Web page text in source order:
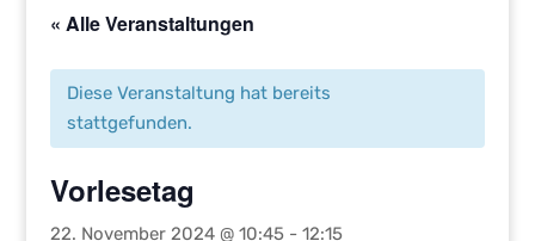
« Alle Veranstaltungen
Diese Veranstaltung hat bereits
stattgefunden.
Vorlesetag
22. November 2024 @ 10:45 -12:15